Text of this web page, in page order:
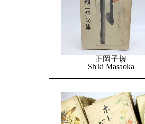
正岡子規
Shiki Masaoka